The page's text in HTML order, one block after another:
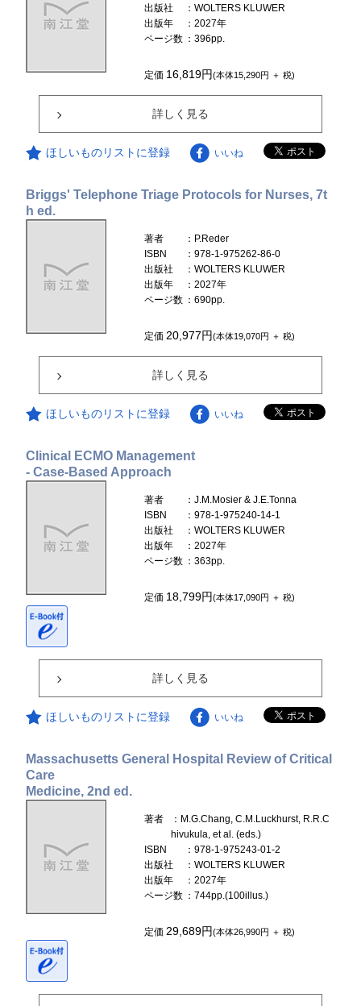
出版社
：WOLTERS KLUWER
出版年
：2027年
ページ数 ：396pp.
定価 16,819円(本体15,290円 ＋ 税)
詳しく見る
ほしいものリストに登録 いいね
Briggs' Telephone Triage Protocols for Nurses, 7t
h ed.
著者
：P.Reder
ISBN
：978-1-975262-86-0
出版社
：WOLTERS KLUWER
出版年
：2027年
ページ数 ：690pp.
定価20,977円(本体19,070円 ＋ 税)
詳しく見る
ほしいものリストに登録 いいね
Clinical ECMO Management
- Case-Based Approach
著者
：J.M.Mosier & J.E.Tonna
ISBN
：978-1-975240-14-1
出版社
：WOLTERS KLUWER
出版年
：2027年
ページ数 ：363pp.
定価 18,799円(本体17,090円 ＋ 税)
詳しく見る
ほしいものリストに登録 いいね
Massachusetts General Hospital Review of Critical
Care
Medicine, 2nd ed.
著者
：M.G.Chang, C.M.Luckhurst, R.R.C
hivukula, et al. (eds.)
ISBN
：978-1-975243-01-2
出版社
：WOLTERS KLUWER
出版年
：2027年
ページ数 ：744pp.(100illus.)
定価29,689円(本体26,990円 ＋ 税)